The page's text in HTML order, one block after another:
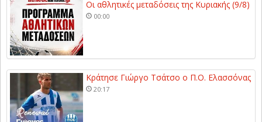
Οι αθλητικές μεταδόσεις της Κυριακής (9/8)
00:00
Κράτησε Γιώργο Τσάτσο ο Π.Ο. Ελασσόνας
20:17